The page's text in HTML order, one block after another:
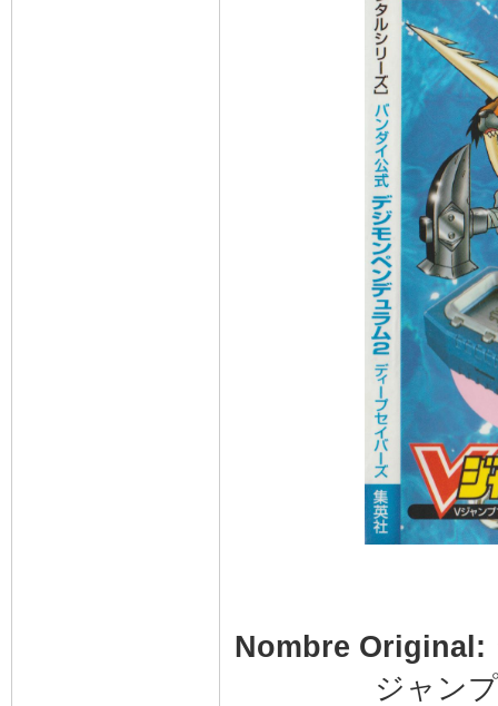
Nombre Original:
ジャン